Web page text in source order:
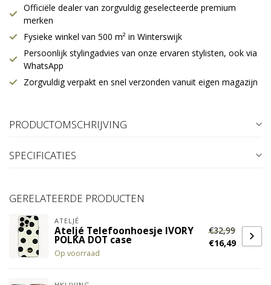
Officiële dealer van zorgvuldig geselecteerde premium
merken
Fysieke winkel van 500 m² in Winterswijk
Persoonlijk stylingadvies van onze ervaren stylisten, ook via
WhatsApp
Zorgvuldig verpakt en snel verzonden vanuit eigen magazijn
PRODUCTOMSCHRIJVING
SPECIFICATIES
GERELATEERDE PRODUCTEN
ATELJÉ
Ateljé Telefoonhoesje IVORY
POLKA DOT case
Op voorraad
€32,99
€16,49